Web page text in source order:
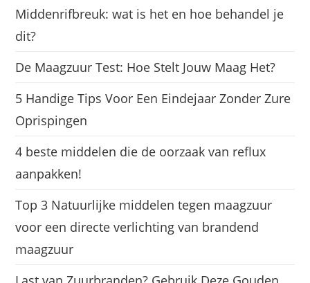
Middenrifbreuk: wat is het en hoe behandel je
dit?
De Maagzuur Test: Hoe Stelt Jouw Maag Het?
5 Handige Tips Voor Een Eindejaar Zonder Zure
Oprispingen
4 beste middelen die de oorzaak van reflux
aanpakken!
Top 3 Natuurlijke middelen tegen maagzuur
voor een directe verlichting van brandend
maagzuur